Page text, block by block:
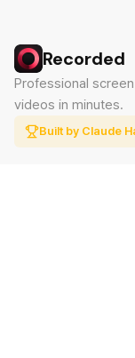
Recorded
Professional
videos in minutes.
Built by Claude